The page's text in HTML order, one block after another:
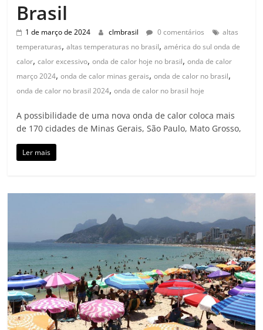
Brasil
1 de março de 2024 clmbrasil 0 comentários
altas
temperaturas,altas temperaturas no brasil,américa do sul onda de
calor,calor excessivo,onda de calor hoje no brasil,onda de calor
março 2024,onda de calor minas gerais,onda de calor no brasil,
onda de calor no brasil 2024,onda de calor no brasil hoje
A possibilidade de uma nova onda de calor coloca mais
de 170 cidades de Minas Gerais, São Paulo, Mato Grosso,
Ler mais